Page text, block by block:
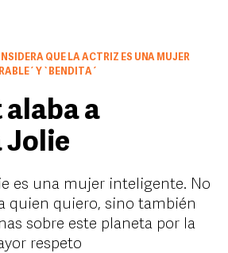
QUE LA ACTRIZ ES UNA MUJER
Y `BENDITA´
a
Jolie
es una mujer inteligente. No
quien quiero, sino también
sobre este planeta por la
respeto